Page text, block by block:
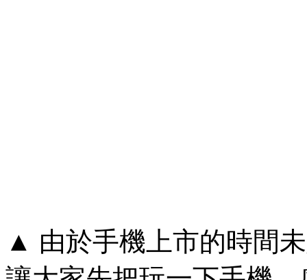
▲ 由於手機上市的時間